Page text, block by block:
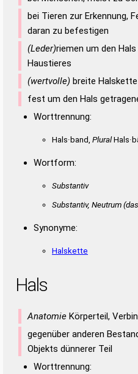
bei Tieren zur Erkennung,
daran zu befestigen
(Leder)riemen um den
Haustieres
(wertvolle) breite Halskette
fest um den Hals
Worttrennung:
Hals·band, Plural
Wortform:
Substantiv
Substantiv, Neutrum
Synonyme:
Halskette
Hals
Anatomie Körperteil,
gegenüber anderen
Objekts dünnerer Teil
Worttrennung: